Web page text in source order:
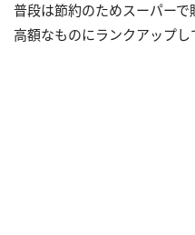
普段は節約のためスーパー
高額なものにランクアップし